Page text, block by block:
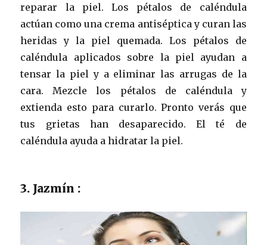
reparar la piel. Los pétalos de caléndula
actúan como una crema antiséptica y curan las
heridas y la piel quemada. Los pétalos de
caléndula aplicados sobre la piel ayudan a
tensar la piel y a eliminar las arrugas de la
cara. Mezcle los pétalos de caléndula y
extienda esto para curarlo. Pronto verás que
tus grietas han desaparecido. El té de
caléndula ayuda a hidratar la piel.
3. Jazmín :